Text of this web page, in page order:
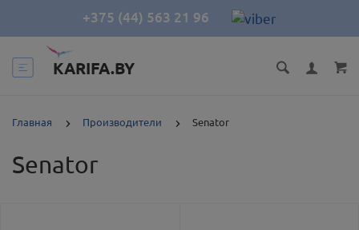
+375 (44) 563 21 96
KARIFA.BY
Главная Производители Senator
Senator